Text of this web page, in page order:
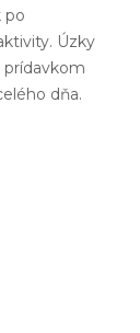
po
Úzky
prídavkom
dňa.